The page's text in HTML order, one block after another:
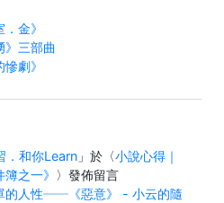
金》
》三部曲
劇》
．和你Learn 」於〈小說心得｜
之一》 〉發佈留言
的人性──《惡意》 - 小云的隨